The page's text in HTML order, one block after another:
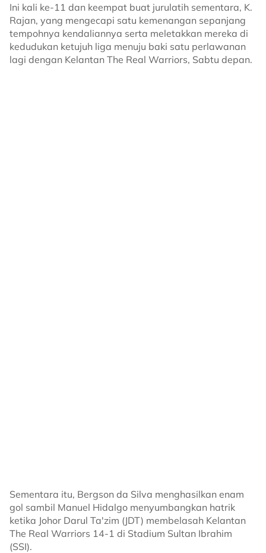
Ini kali ke-11 dan keempat buat jurulatih sementara, K.
Rajan, yang mengecapi satu kemenangan sepanjang
tempohnya kendaliannya serta meletakkan mereka di
kedudukan ketujuh liga menuju baki satu perlawanan
lagi dengan Kelantan The Real Warriors, Sabtu depan.
Sementara itu, Bergson da Silva menghasilkan enam
gol sambil Manuel Hidalgo menyumbangkan hatrik
ketika Johor Darul Ta'zim (JDT) membelasah Kelantan
The Real Warriors 14-1 di Stadium Sultan Ibrahim
(SSI).